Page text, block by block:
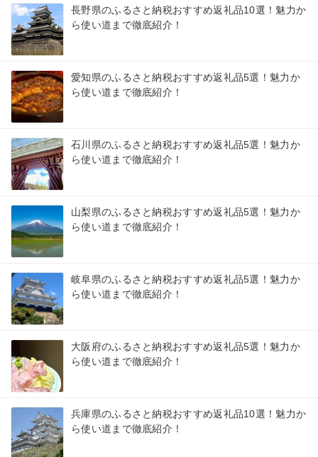
長野県のふるさと納税おすすめ返礼品10選！魅力か
ら使い道まで徹底紹介！
愛知県のふるさと納税おすすめ返礼品5選！魅力か
ら使い道まで徹底紹介！
石川県のふるさと納税おすすめ返礼品5選！魅力か
ら使い道まで徹底紹介！
山梨県のふるさと納税おすすめ返礼品5選！魅力か
ら使い道まで徹底紹介！
岐阜県のふるさと納税おすすめ返礼品5選！魅力か
ら使い道まで徹底紹介！
大阪府のふるさと納税おすすめ返礼品5選！魅力か
ら使い道まで徹底紹介！
兵庫県のふるさと納税おすすめ返礼品10選！魅力か
ら使い道まで徹底紹介！